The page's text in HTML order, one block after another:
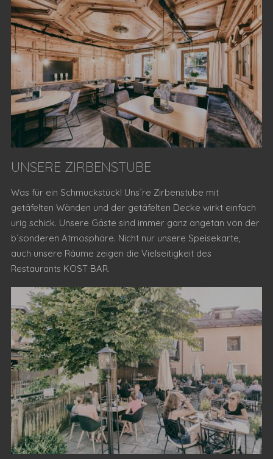
UNSERE ZIRBENSTUBE
Was für ein Schmuckstück! Uns´re Zirbenstube mit
getäfelten Wänden und der getäfelten Decke wirkt einfach
urig schick. Unsere Gäste sind immer ganz angetan von der
b´sonderen Atmosphäre. Nicht nur unsere Speisekarte,
auch unsere Räume zeigen die Vielseitigkeit des
Restaurants KOST BAR.